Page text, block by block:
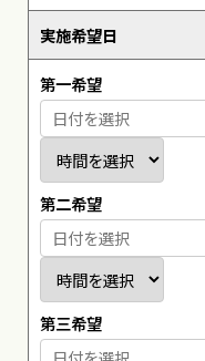
実施希望日
第一希望
第二希望
第三希望